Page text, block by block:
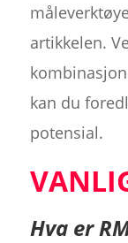
artikkelen.
kan du
potensial.
Hva er